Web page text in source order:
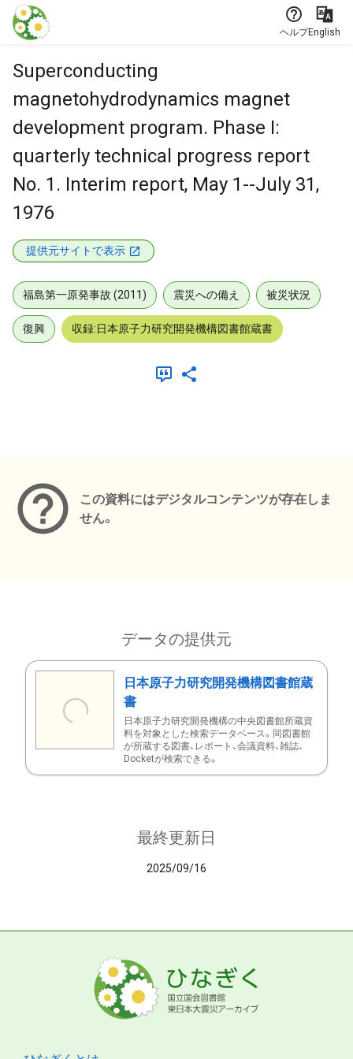
本文に飛ぶ
ヘルプEnglish
Superconducting
magnetohydrodynamics magnet
development program. Phase I:
quarterly technical progress report
No. 1. Interim report, May 1--July 31,
1976
提供元サイトで表示
福島第一原発事故 (2011) 震災への備え 被災状況
復興 収録:日本原子力研究開発機構図書館蔵書
この資料にはデジタルコンテンツが存在しま
せん。
データの提供元
日本原子力研究開発機構図書館蔵
書
日本原子力研究開発機構の中央図書館所蔵資
料を対象とした検索データベース。同図書館
が所蔵する図書、レポート、会議資料、雑誌、
Docketが検索できる。
最終更新日
2025/09/16